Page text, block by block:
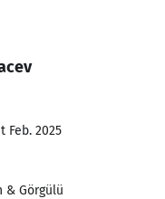
Feb. 2025
& Görgülü